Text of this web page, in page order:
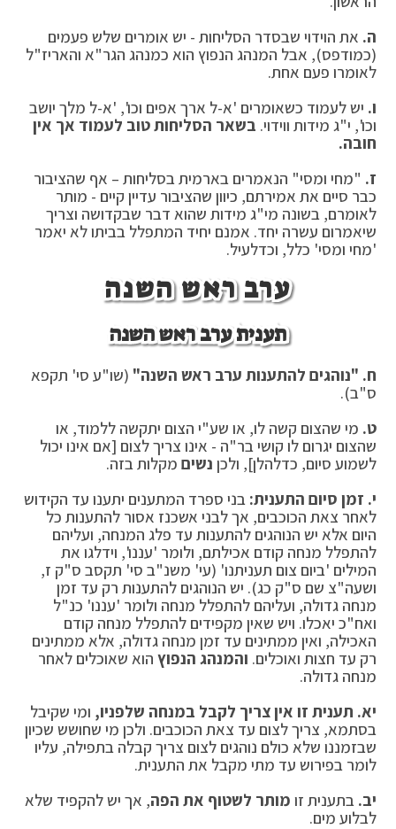
ה. את הוידוי שבסדר הסליחות - יש אומרים שלש פעמים
(כמודפס), אבל המנהג הנפוץ הוא כמנהג הגר"א והאריז"ל
לאומרו פעם אחת.
ו. יש לעמוד כשאומרים 'א-ל ארך אפים וכו', 'א-ל מלך יושב
וכו', י"ג מידות ווידוי. בשאר הסליחות טוב לעמוד אך אין
חובה.
ז. "מחי ומסי" הנאמרים בארמית בסליחות – אף שהציבור
כבר סיים את אמירתם, כיוון שהציבור עדיין קיים - מותר
לאומרם, בשונה מי"ג מידות שהוא דבר שבקדושה וצריך
שיאמרום עשרה יחד. אמנם יחיד המתפלל בביתו לא יאמר
'מחי ומסי' כלל, וכדלעיל.
ערב ראש השנה
תענית ערב ראש השנה
ח. "נוהגים להתענות ערב ראש השנה" (שו"ע סי' תקפא
ס"ב).
ט. מי שהצום קשה לו, או שע"י הצום יתקשה ללמוד, או
שהצום יגרום לו קושי בר"ה - אינו צריך לצום [אם אינו יכול
לשמוע סיום, כדלהלן], ולכן נשים מקלות בזה.
י. זמן סיום התענית: בני ספרד המתענים יתענו עד הקידוש
לאחר צאת הכוכבים, אך לבני אשכנז אסור להתענות כל
היום אלא יש הנוהגים להתענות עד פלג המנחה, ועליהם
להתפלל מנחה קודם אכילתם, ולומר 'עננו', וידלגו את
המילים 'ביום צום תעניתנו' (עי' משנ"ב סי' תקסב ס"ק ז,
ושעה"צ שם ס"ק כג). יש הנוהגים להתענות רק עד זמן
מנחה גדולה, ועליהם להתפלל מנחה ולומר 'עננו' כנ"ל
ואח"כ יאכלו. ויש שאין מקפידים להתפלל מנחה קודם
האכילה, ואין ממתינים עד זמן מנחה גדולה, אלא ממתינים
רק עד חצות ואוכלים. והמנהג הנפוץ הוא שאוכלים לאחר
מנחה גדולה.
יא. תענית זו אין צריך לקבל במנחה שלפניו, ומי שקיבל
בסתמא, צריך לצום עד צאת הכוכבים. ולכן מי שחושש שכיון
שבזמננו שלא כולם נוהגים לצום צריך קבלה בתפילה, עליו
לומר בפירוש עד מתי מקבל את התענית.
יב. בתענית זו מותר לשטוף את הפה, אך יש להקפיד שלא
לבלוע מים.